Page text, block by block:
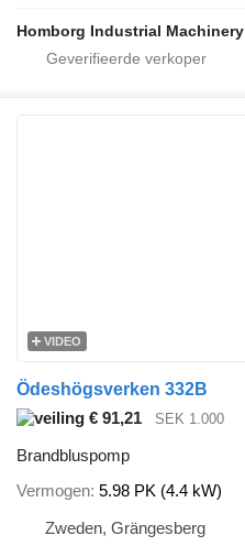
Homborg Industrial Machinery
VIDEO
Ödeshögsverken 332B
€ 91,21
SEK 1.000
Brandbluspomp
Vermogen 5.98 PK (4.4 kW)
Zweden, Grängesberg